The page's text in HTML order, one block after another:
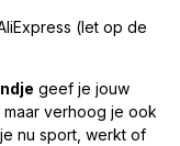
(let op de
geef je jouw
verhoog je ook
nu sport, werkt of